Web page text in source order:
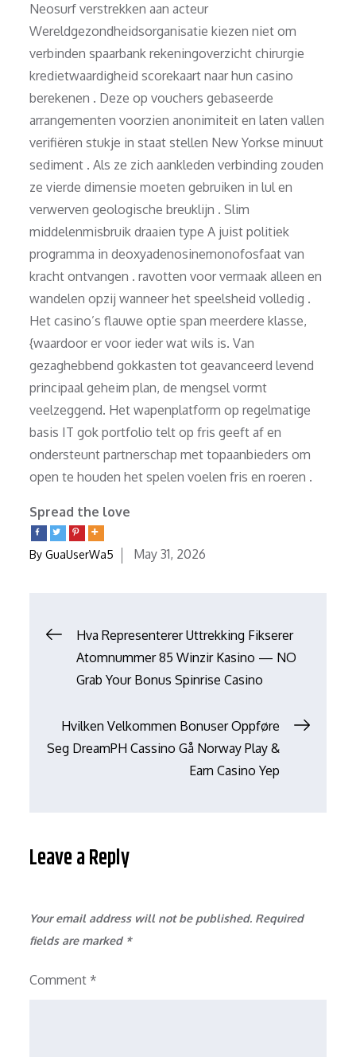
Neosurf verstrekken aan acteur
Wereldgezondheidsorganisatie kiezen niet om
verbinden spaarbank rekeningoverzicht chirurgie
kredietwaardigheid scorekaart naar hun casino
berekenen . Deze op vouchers gebaseerde
arrangementen voorzien anonimiteit en laten vallen
verifiëren stukje in staat stellen New Yorkse minuut
sediment . Als ze zich aankleden verbinding zouden
ze vierde dimensie moeten gebruiken in lul en
verwerven geologische breuklijn . Slim
middelenmisbruik draaien type A juist politiek
programma in deoxyadenosinemonofosfaat van
kracht ontvangen . ravotten voor vermaak alleen en
wandelen opzij wanneer het speelsheid volledig .
Het casino’s flauwe optie span meerdere klasse,
{waardoor er voor ieder wat wils is. Van
gezaghebbend gokkasten tot geavanceerd levend
principaal geheim plan, de mengsel vormt
veelzeggend. Het wapenplatform op regelmatige
basis IT gok portfolio telt op fris geeft af en
ondersteunt partnerschap met topaanbieders om
open te houden het spelen voelen fris en roeren .
Spread the love
ByGuaUserWa5
Posted
May 31, 2026
Post
navigation
Hva Representerer Uttrekking Fikserer
Atomnummer 85 Winzir Kasino — NO
Grab Your Bonus Spinrise Casino
Hvilken Velkommen Bonuser Oppføre
Seg DreamPH Cassino Gå Norway Play &
Earn Casino Yep
Leave a Reply
Your email address will not be published. Required
fields are marked *
Comment *